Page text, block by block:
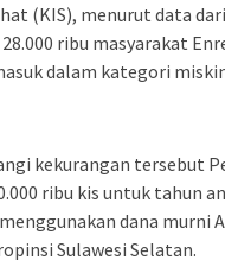
(KIS), menurut data
ribu masyarakat
dalam kategori
kekurangan tersebut
ribu kis untuk tahun
dana murni
Sulawesi Selatan.